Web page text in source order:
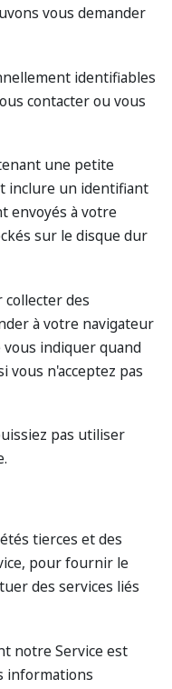
vous demander
identifiables
contacter ou vous
une petite
inclure un identifiant
envoyés à votre
sur le disque dur
collecter des
à votre navigateur
indiquer quand
vous n'acceptez pas
pas utiliser
tierces et des
pour fournir le
des services liés
notre Service est
informations